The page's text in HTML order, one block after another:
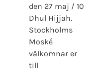
den 27 maj / 10
Dhul Hijjah.
Stockholms
Moské
välkomnar er
till